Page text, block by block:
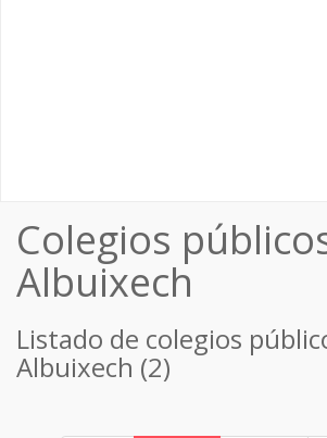
Colegios
Albuixech
Listado de colegios
Albuixech (2)